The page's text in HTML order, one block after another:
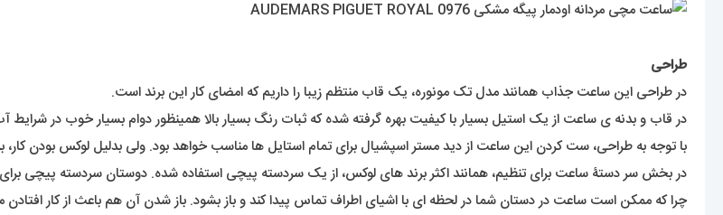
طراحی
در طراحی این ساعت جذاب همانند مدل تک مونوره، یک قاب منتظم زیبا را داریم که امضای کار این برند است.
در قاب و بدنه ی ساعت از یک استیل بسیار با کیفیت بهره گرفته شده که ثبات رنگ بسیار بالا همینظور دوام بسیار خوب در شرایط
با توجه به طراحی، ست کردن این ساعت از دید مستر اسپشیال برای تمام استایل ها مناسب خواهد بود. ولی بدلیل لوکس بودن
در بخش سر دستۀ ساعت برای تنظیم، همانند اکثر برند های لوکس، از یک سردسته پیچی استفاده شده. دوستان سردسته پیچی
چرا که ممکن است ساعت در دستان شما در لحظه ای با اشیای اطراف تماس پیدا کند و باز بشود. باز شدن آن هم باعث از کار